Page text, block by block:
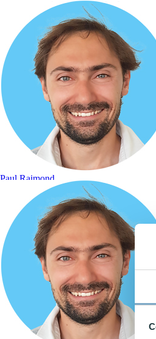
Paul Raimond
Temps de lecture :
2 minutes
1) Le Broad Match, qu’est-ce que